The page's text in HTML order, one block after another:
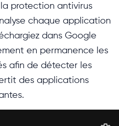
protection antivirus
chaque application
dans Google
en permanence les
afin de détecter les
des applications